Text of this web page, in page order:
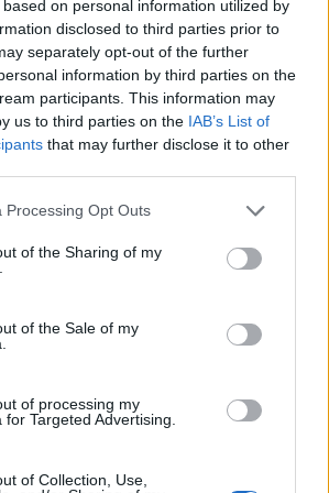
on personal information utilized by
disclosed to third parties prior to
separately opt-out of the further
information by third parties on the
participants. This information may
us to third parties on the IAB’s List of
that may further disclose it to other
Processing Opt Outs
of the Sharing of my
of the Sale of my
of processing my
Targeted Advertising.
of Collection, Use,
Χρηματοοικονομικός σύμβουλος
στην πολωνική αγορά
ΕΠΙΧΕΙΡΗΣΕΙΣ
του EFA GROUP στη Fractal
ΕΠΙΧΕΙΡΗΣΕΙΣ
ενισχύεται 0,08%, στα
ΟΙΚΟΝΟΜΙΑ
2.623,19 μονάδες ο Γενικός
ΟΙΚΟΝΟΜΙΑ
Ισπανία και Βαλκάνια